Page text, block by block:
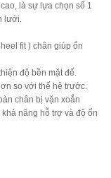
là sự lựa chọn số 1
lưới.
fit ) chân giúp ổn
độ bền mặt đế.
so với thế hệ trước.
chân bị vặn xoắn
năng hỗ trợ và độ ổn